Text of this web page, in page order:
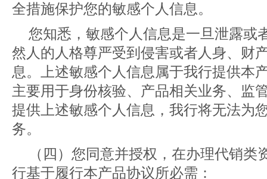
全措施保护您的敏感个人信息。
您知悉，敏感个人信息是一旦泄露或
然人的人格尊严受到侵害或者人身、财
息。上述敏感个人信息属于我行提供本
主要用于身份核验、产品相关业务、监
提供上述敏感个人信息，我行将无法为
务。
（四）您同意并授权，在办理代销
行基于履行本产品协议所必需：